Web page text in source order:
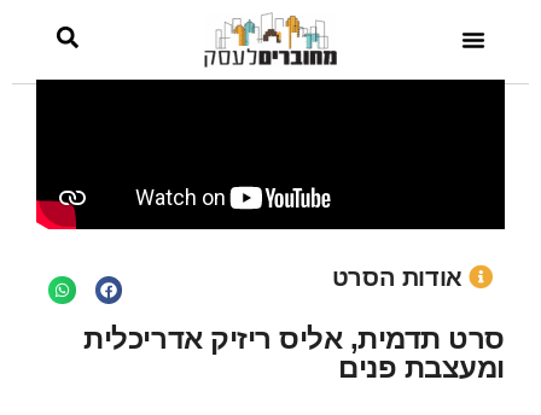
אודות הסרט
סרט תדמית, אליס ריזיק אדריכלית
ומעצבת פנים